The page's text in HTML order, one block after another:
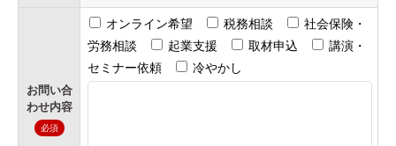
お問い合
わせ内容
必須
オンライン希望 税務相談
社会保険・
労務相談
起業支援 取材申込
講演・
セミナー依頼
冷やかし